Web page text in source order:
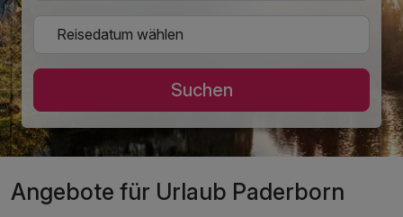
Suchen
Angebote für Urlaub Paderborn